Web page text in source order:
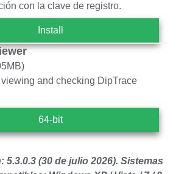
con la clave de registro.
Install
and checking DipTrace
64-bit
5.3.0.3 (30 de julio 2026). Sistemas